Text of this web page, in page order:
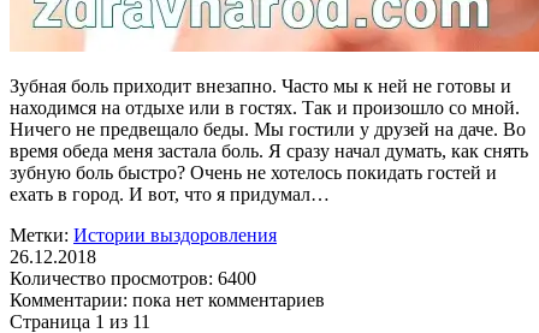
Зубная боль приходит внезапно. Часто мы к ней не готовы и
находимся на отдыхе или в гостях. Так и произошло со мной.
Ничего не предвещало беды. Мы гостили у друзей на даче. Во
время обеда меня застала боль. Я сразу начал думать, как снять
зубную боль быстро? Очень не хотелось покидать гостей и
ехать в город. И вот, что я придумал…
Метки: Истории выздоровления
26.12.2018
Количество просмотров: 6400
Комментарии: пока нет комментариев
Страница 1 из 11